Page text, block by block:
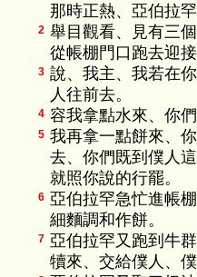
那時正熱、亞伯拉
2 舉目觀看、見有三
從帳棚門口跑去迎
3 說、我主、我若在
人往前去。
4 容我拿點水來、你
5 我再拿一點餅來、
去、你們既到僕人
就照你說的行罷。
6 亞伯拉罕急忙進帳
細麵調和作餅。
7 亞伯拉罕又跑到牛
犢來、交給僕人、